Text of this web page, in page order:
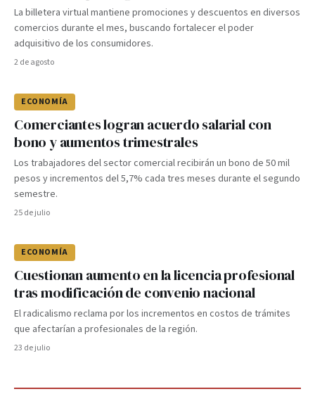
La billetera virtual mantiene promociones y descuentos en diversos
comercios durante el mes, buscando fortalecer el poder
adquisitivo de los consumidores.
2 de agosto
ECONOMÍA
Comerciantes logran acuerdo salarial con
bono y aumentos trimestrales
Los trabajadores del sector comercial recibirán un bono de 50 mil
pesos y incrementos del 5,7% cada tres meses durante el segundo
semestre.
25 de julio
ECONOMÍA
Cuestionan aumento en la licencia profesional
tras modificación de convenio nacional
El radicalismo reclama por los incrementos en costos de trámites
que afectarían a profesionales de la región.
23 de julio